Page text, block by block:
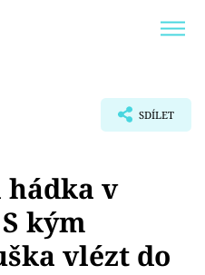
SDÍLET
hádka v
kým
vlézt do